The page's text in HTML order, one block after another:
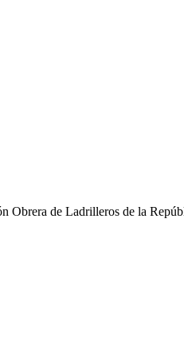
Obrera de Ladrilleros de la